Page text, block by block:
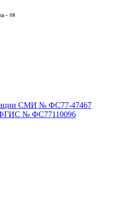
СМИ № ФС77-47467
ФГИС № ФС77110096